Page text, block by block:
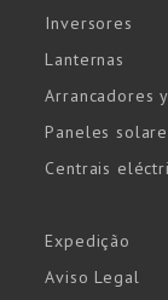
Inversores
Lanternas
Arrancadores
Paneles
Centrais
Expedição
Aviso Legal